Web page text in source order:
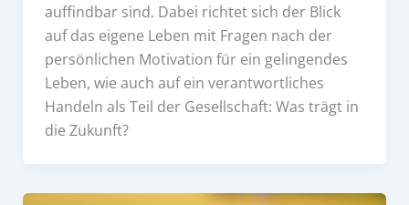
auffindbar sind. Dabei richtet sich der Blick
auf das eigene Leben mit Fragen nach der
persönlichen Motivation für ein gelingendes
Leben, wie auch auf ein verantwortliches
Handeln als Teil der Gesellschaft: Was trägt in
die Zukunft?